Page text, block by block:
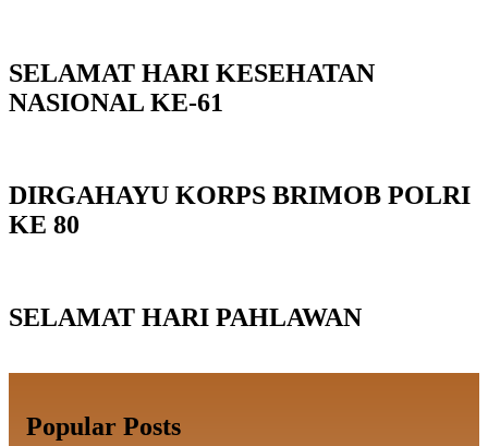
SELAMAT HARI KESEHATAN
NASIONAL KE-61
DIRGAHAYU KORPS BRIMOB POLRI
KE 80
SELAMAT HARI PAHLAWAN
Popular Posts